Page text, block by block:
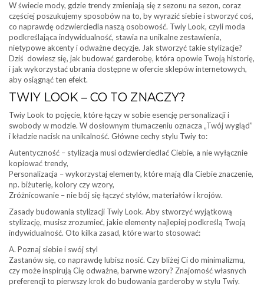
W świecie mody, gdzie trendy zmieniają się z sezonu na sezon, coraz
częściej poszukujemy sposobów na to, by wyrazić siebie i stworzyć coś,
co naprawdę odzwierciedla naszą osobowość. Twiy Look, czyli moda
podkreślająca indywidualność, stawia na unikalne zestawienia,
nietypowe akcenty i odważne decyzje. Jak stworzyć takie stylizacje?
Dziś dowiesz się, jak budować garderobę, która opowie Twoją historię,
i jak wykorzystać ubrania dostępne w ofercie sklepów internetowych,
aby osiągnąć ten efekt.
TWIY LOOK – CO TO ZNACZY?
Twiy Look to pojęcie, które łączy w sobie esencję personalizacji i
swobody w modzie. W dosłownym tłumaczeniu oznacza „Twój wygląd”
i kładzie nacisk na unikalność. Główne cechy stylu Twiy to:
Autentyczność – stylizacja musi odzwierciedlać Ciebie, a nie wyłącznie
kopiować trendy,
Personalizacja – wykorzystaj elementy, które mają dla Ciebie znaczenie,
np. biżuterię, kolory czy wzory,
Zróżnicowanie – nie bój się łączyć stylów, materiałów i krojów.
Zasady budowania stylizacji Twiy Look. Aby stworzyć wyjątkową
stylizację, musisz zrozumieć, jakie elementy najlepiej podkreślą Twoją
indywidualność. Oto kilka zasad, które warto stosować:
A. Poznaj siebie i swój styl
Zastanów się, co naprawdę lubisz nosić. Czy bliżej Ci do minimalizmu,
czy może inspirują Cię odważne, barwne wzory? Znajomość własnych
preferencji to pierwszy krok do budowania garderoby w stylu Twiy.